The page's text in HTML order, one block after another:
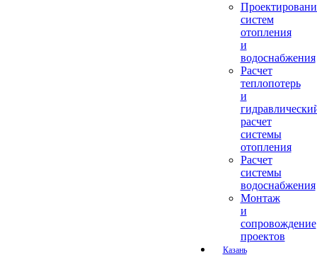
систем
отопления
и
водоснабжения
Расчет
теплопотерь
и
расчет
системы
отопления
Расчет
системы
водоснабжения
Монтаж
и
сопровождение
проектов
Казань